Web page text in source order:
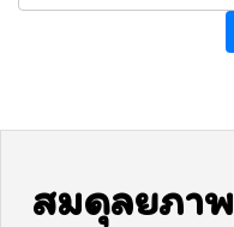
สมดุลยภาพ